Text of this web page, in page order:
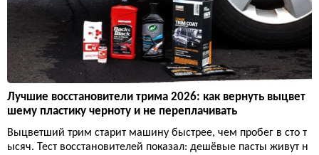
Лучшие восстановители трима 2026: как вернуть выцвет
шему пластику черноту и не переплачивать
Выцветший трим старит машину быстрее, чем пробег в сто т
ысяч. Тест восстановителей показал: дешёвые пасты живут н